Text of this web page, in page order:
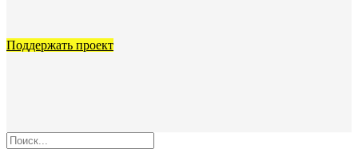
Поддержать проект